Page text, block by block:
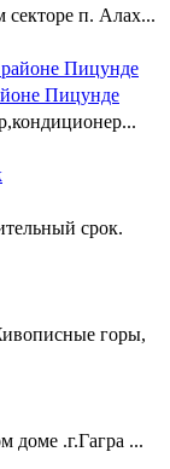
п. Алах...
Пицунде
срок.
горы,
доме .г.Гагра ...